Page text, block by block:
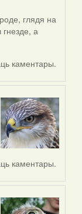
глядя на
а
каментары.
каментары.